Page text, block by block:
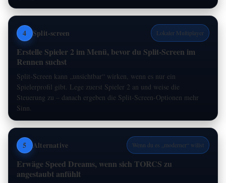
4 Split-screen Lokaler Multiplayer
Erstelle Spieler 2 im Menü, bevor du Split‑Screen im
Rennen suchst
Split‑Screen kann „unsichtbar“ wirken, wenn es nur ein
Spielerprofil gibt. Lege zuerst Spieler 2 an und weise die
Steuerung zu – danach ergeben die Split‑Screen‑Optionen mehr
Sinn.
5 Alternative Wenn du es „moderner“ willst
Erwäge Speed Dreams, wenn sich TORCS zu
angestaubt anfühlt